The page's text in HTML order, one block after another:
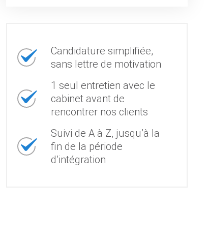
Candidature simplifiée,
sans lettre de motivation
1 seul entretien avec le
cabinet avant de
rencontrer nos clients
Suivi de A à Z, jusqu’à la
fin de la période
d’intégration